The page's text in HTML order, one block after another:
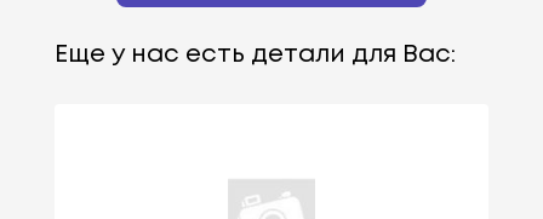
Еще у нас есть детали для Вас: